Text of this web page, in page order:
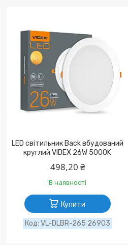
LED світильник Back вбудований
круглий VIDEX 26W 5000K
498,20 ₴
В наявності
Купити
VL-DLBR-265 26903